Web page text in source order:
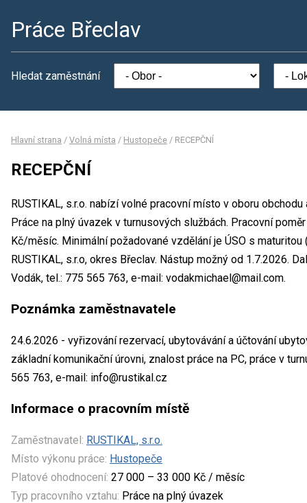
Práce Břeclav
Hledat zaměstnání
Hlavní strana / Volná místa / Hustopeče / RECEPČNÍ
RECEPČNÍ
RUSTIKAL, s.r.o. nabízí volné pracovní místo v oboru
Práce na plný úvazek v turnusových službách. Pracovní
Kč/měsíc. Minimální požadované vzdělání je ÚSO s
RUSTIKAL, s.r.o, okres Břeclav. Nástup možný od 1.7.2026.
Vodák, tel.: 775 565 763, e-mail: vodakmichael@mail.com.
Poznámka zaměstnavatele
24.6.2026 - vyřizování rezervací, ubytovávání a účtování
základní komunikační úrovni, znalost práce na PC, práce v
565 763, e-mail: info@rustikal.cz
Informace o pracovním místě
Zaměstnavatel: RUSTIKAL, s.r.o.
Místo výkonu práce: Hustopeče
Platové ohodnocení: 27 000 – 33 000 Kč / měsíc
Typ pracovního vztahu: Práce na plný úvazek